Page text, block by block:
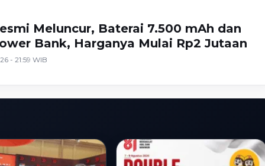
Meluncur, Baterai 7.500 mAh dan
Bank, Harganya Mulai Rp2 Jutaan
- 21:59 WIB